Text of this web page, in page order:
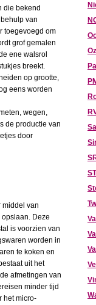
die bekend
van
toegevoegd om
grof gemalen
ene walsrol
breekt.
op grootte,
eens worden
wegen,
de productie van
door
middel van
Deze
is voorzien van
worden in
te koken en
uit het
afmetingen van
minder tijd
het micro-